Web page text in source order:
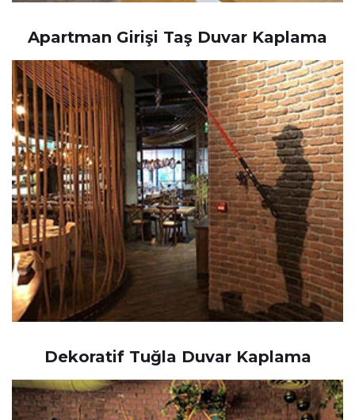
Apartman Girişi Taş Duvar Kaplama
Dekoratif Tuğla Duvar Kaplama